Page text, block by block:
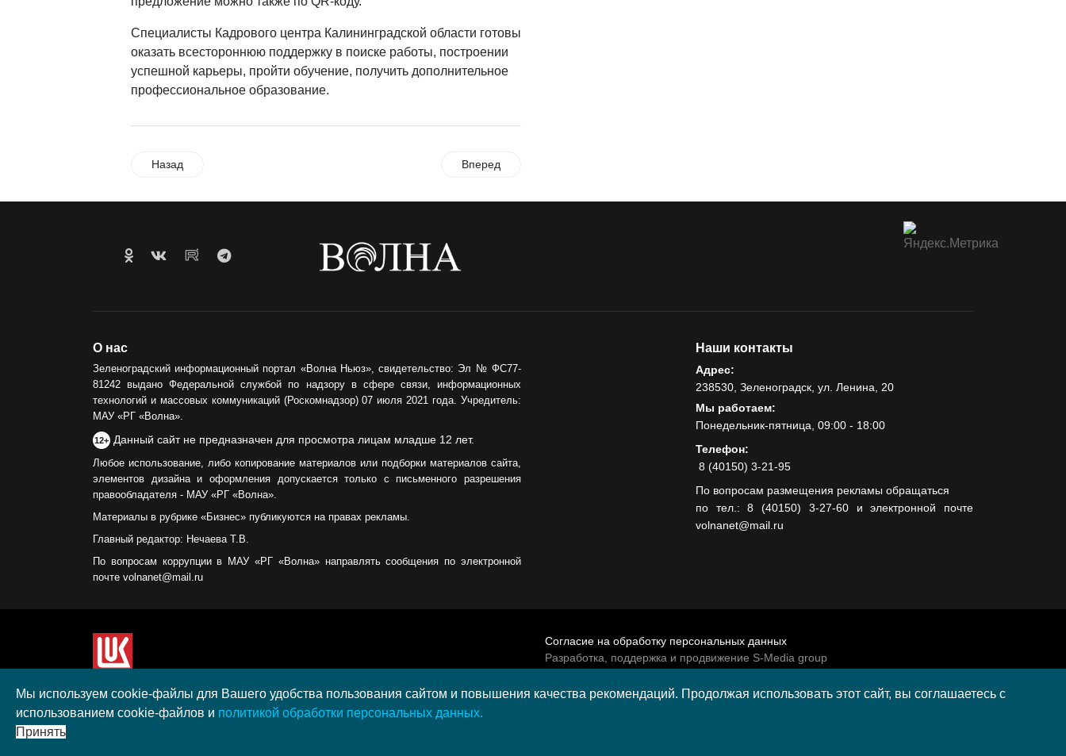
Специалисты Кадрового центра Калининградской области готовы
оказать всестороннюю поддержку в поиске работы, построении
успешной карьеры, пройти обучение, получить дополнительное
профессиональное образование.
Назад Вперед
О ЧЕМ ПИСАЛА ГАЗЕТА
О нас
Зеленоградский информационный портал «Волна Ньюз», свидетельство: Эл № ФС77-
81242 выдано Федеральной службой по надзору в сфере связи, информационных
технологий и массовых коммуникаций (Роскомнадзор) 07 июля 2021 года. Учредитель:
МАУ «РГ «Волна».
12+ Данный сайт не предназначен для просмотра лицам младше 12 лет.
Любое использование, либо копирование материалов или подборки материалов сайта,
элементов дизайна и оформления допускается только с письменного разрешения
правообладателя - МАУ «РГ «Волна».
Материалы в рубрике «Бизнес» публикуются на правах рекламы.
Главный редактор: Нечаева Т.В.
По вопросам коррупции в МАУ «РГ «Волна» направлять сообщения по электронной
почте volnanet@mail.ru
Наши контакты
Адрес:
238530, Зеленоградск, ул. Ленина, 20
Мы работаем:
Понедельник-пятница, 09:00 - 18:00
Телефон:
8 (40150) 3-21-95
По вопросам размещения рекламы обращаться
по тел.: 8 (40150) 3-27-60 и электронной почте
volnanet@mail.ru
Сайт создан при поддержке ООО "ЛУКОЙЛ-КМН" на средства гранта,
полученного в рамках XIII Конкурса социальных и культурных проектов ПАО
Согласие на обработку персональных данных
Разработка, поддержка и продвижение S-Media group
Мы используем cookie-файлы для Вашего удобства пользования сайтом и повышения качества рекомендаций. Продолжая использовать этот сайт, вы соглашаетесь с
использованием cookie-файлов и политикой обработки персональных данных.
Принять